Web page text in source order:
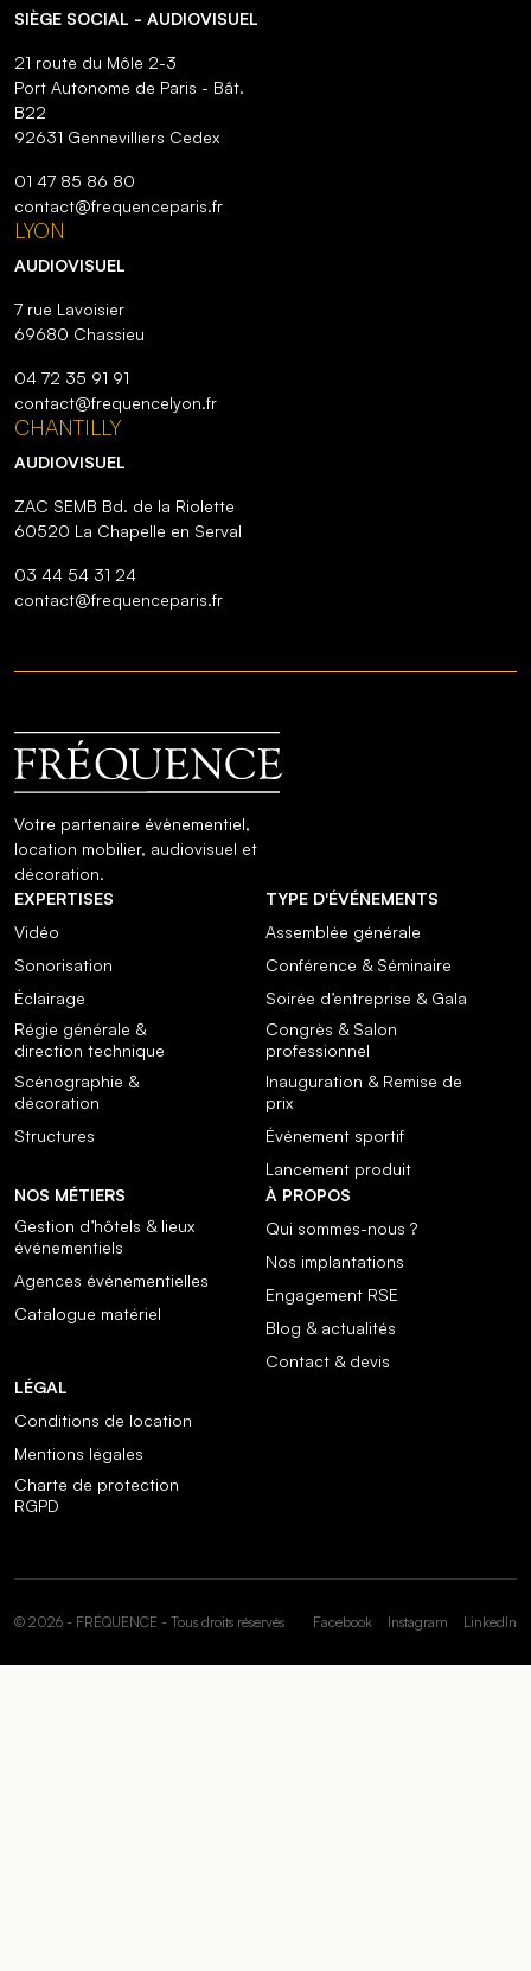
SIÈGE SOCIAL - AUDIOVISUEL
21 route du Môle 2-3
Port Autonome de Paris - Bât.
B22
92631 Gennevilliers Cedex
01 47 85 86 80
contact@frequenceparis.fr
LYON
AUDIOVISUEL
7 rue Lavoisier
69680 Chassieu
04 72 35 91 91
contact@frequencelyon.fr
CHANTILLY
AUDIOVISUEL
ZAC SEMB Bd. de la Riolette
60520 La Chapelle en Serval
03 44 54 31 24
contact@frequenceparis.fr
Votre partenaire évènementiel,
location mobilier, audiovisuel et
décoration.
EXPERTISES
Vidéo
Sonorisation
Éclairage
Régie générale &
direction technique
Scénographie &
décoration
Structures
TYPE D'ÉVÉNEMENTS
Assemblée générale
Conférence & Séminaire
Soirée d’entreprise & Gala
Congrès & Salon
professionnel
Inauguration & Remise de
prix
Événement sportif
Lancement produit
NOS MÉTIERS
Gestion d’hôtels & lieux
événementiels
Agences événementielles
Catalogue matériel
À PROPOS
Qui sommes-nous ?
Nos implantations
Engagement RSE
Blog & actualités
Contact & devis
LÉGAL
Conditions de location
Mentions légales
Charte de protection
RGPD
© 2026 - FRÉQUENCE - Tous droits réservés Facebook Instagram LinkedIn